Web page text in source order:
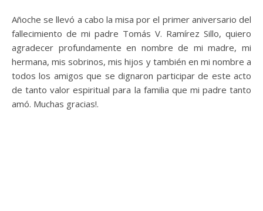
Añoche se llevó a cabo la misa por el primer aniversario del
fallecimiento de mi padre Tomás V. Ramírez Sillo, quiero
agradecer profundamente en nombre de mi madre, mi
hermana, mis sobrinos, mis hijos y también en mi nombre a
todos los amigos que se dignaron participar de este acto
de tanto valor espiritual para la familia que mi padre tanto
amó. Muchas gracias!.